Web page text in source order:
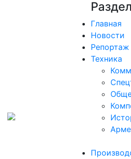
Главная
Новости
Репортаж
Техника